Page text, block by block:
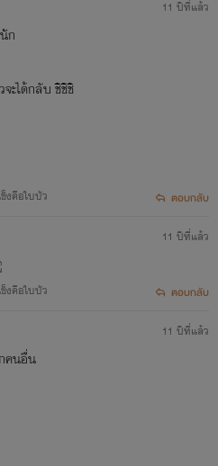
มาเป็นคุณนายน้อยในคฤหาสน์
งใหญ่
ก
ะได้กลับ ชิชิชิ
งคือใบบัว
11 ปีที่แล้ว
ตอบกลับ
งคือใบบัว
11 ปีที่แล้ว
ตอบกลับ
คนอื่น
11 ปีที่แล้ว